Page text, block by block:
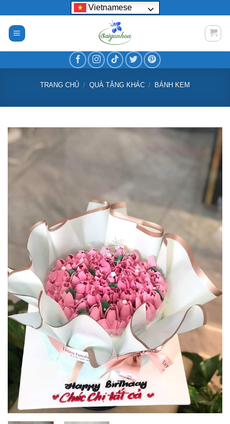
nội
dung
Vietnamese
TRANG CHỦ / QUÀ TẶNG KHÁC / BÁNH KEM